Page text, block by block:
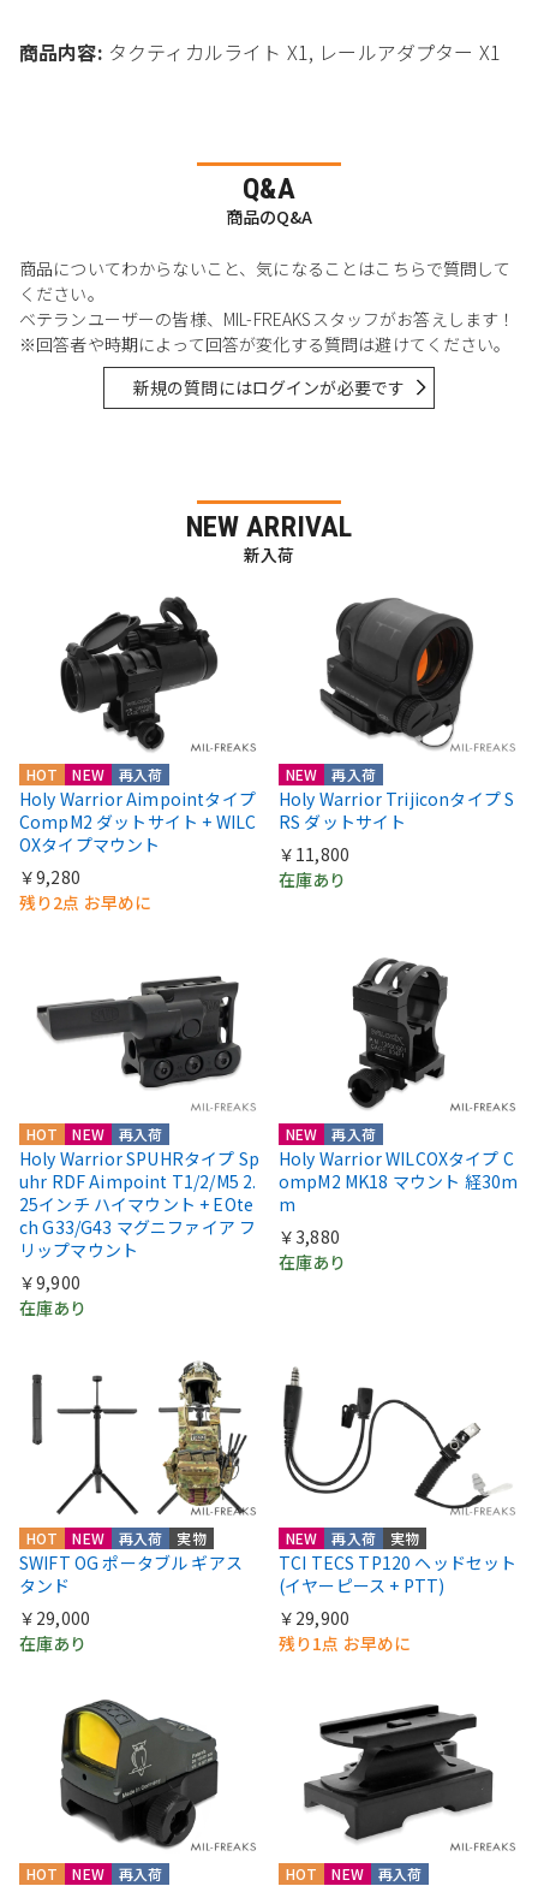
商品内容: タクティカルライト X1, レールアダプター X1
Q&A
商品のQ&A
商品についてわからないこと、気になることはこちらで質問して
ください。
ベテランユーザーの皆様、MIL-FREAKSスタッフがお答えします！
※回答者や時期によって回答が変化する質問は避けてください。
新規の質問にはログインが必要です
NEW ARRIVAL
新入荷
HOT NEW 再入荷
Holy Warrior Aimpointタイプ
CompM2 ダットサイト + WILC
OXタイプマウント
￥9,280
残り2点 お早めに
NEW 再入荷
Holy Warrior Trijiconタイプ S
RS ダットサイト
￥11,800
在庫あり
HOT NEW 再入荷
Holy Warrior SPUHRタイプ Sp
uhr RDF Aimpoint T1/2/M5 2.
25インチ ハイマウント + EOte
ch G33/G43 マグニファイア フ
リップマウント
￥9,900
在庫あり
NEW 再入荷
Holy Warrior WILCOXタイプ C
ompM2 MK18 マウント 経30m
m
￥3,880
在庫あり
HOT NEW 再入荷 実物
SWIFT OG ポータブル ギアス
タンド
￥29,000
在庫あり
NEW 再入荷 実物
TCI TECS TP120 ヘッドセット
(イヤーピース + PTT)
￥29,900
残り1点 お早めに
HOT NEW 再入荷 HOT NEW 再入荷